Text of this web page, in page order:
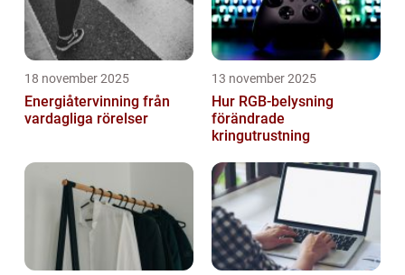
18 november 2025
Energiåtervinning från
vardagliga rörelser
13 november 2025
Hur RGB-belysning
förändrade
kringutrustning